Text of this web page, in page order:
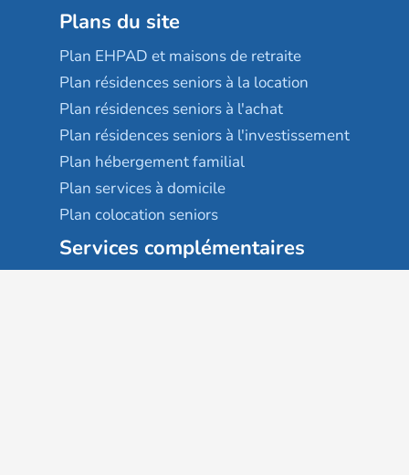
Plans du site
Plan EHPAD et maisons de retraite
Plan résidences seniors à la location
Plan résidences seniors à l'achat
Plan résidences seniors à l'investissement
Plan hébergement familial
Plan services à domicile
Plan colocation seniors
Services complémentaires